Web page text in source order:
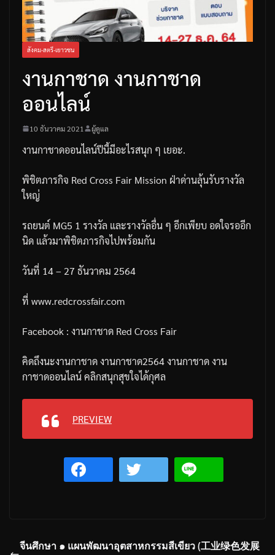
สังคม-สตรี-เยาวชน
งานกาชาด งานกาชาด
ออนไลน์
10 ธันวาคม 2021 ผู้ดูแล
งานกาชาดออนไลน์ปีนี้มีอะไรสนุก ๆ เยอะ.
พิชิตภารกิจ Red Cross Fair Mission ฝ่าด่านลุ้นรับรางวัล
ใหญ่
รถยนต์ MG5 1 รางวัล และรางวัลอื่น ๆ อีกเพียบอดใจรออีก
นิด แล้วมาพิชิตภารกิจไปพร้อมกัน
วันที่ 14 – 27 ธันวาคม 2564
ที่ www.redcrossfair.com
Facebook : งานกาชาด Red Cross Fair
คิดถึงนะงานกาชาดงานกาชาด2564งานกาชาดงาน
กาชาดออนไลน์คลิกสนุกสุขใจได้กุศล
PREVIEW
จีนศึกษา ๑ แผนพัฒนาอุตสาหกรรมสีเขียว (工业绿色发展